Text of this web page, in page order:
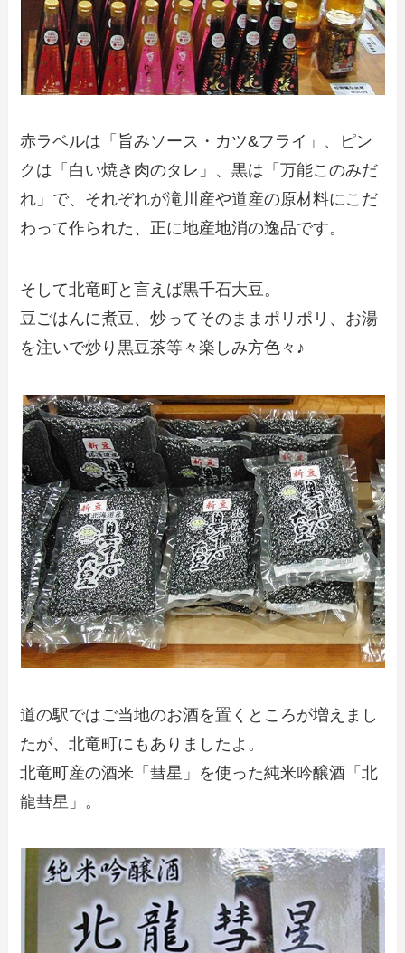
赤ラベルは「旨みソース・カツ&フライ」、ピン
クは「白い焼き肉のタレ」、黒は「万能このみだ
れ」で、それぞれが滝川産や道産の原材料にこだ
わって作られた、正に地産地消の逸品です。
そして北竜町と言えば黒千石大豆。
豆ごはんに煮豆、炒ってそのままポリポリ、お湯
を注いで炒り黒豆茶等々楽しみ方色々♪
道の駅ではご当地のお酒を置くところが増えまし
たが、北竜町にもありましたよ。
北竜町産の酒米「彗星」を使った純米吟醸酒「北
龍彗星」。